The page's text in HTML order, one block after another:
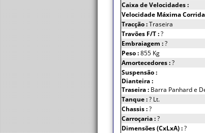
Caixa de Velocidades :
Velocidade Máxima
Tracção :Traseira
Travões F/T :?
Embraiagem :?
Peso :855 Kg
Amortecedores :?
Suspensão :
Dianteira :
Traseira : Barra Panhard e
Tanque :? Lt.
Chassis :?
Carroçaria :?
Dimensões (CxLxA) :?